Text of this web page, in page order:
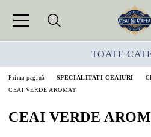
TOATE
Prima pagină SPECIALITATI CEAIURI
CEAI VERDE AROMAT
CEAI VERDE